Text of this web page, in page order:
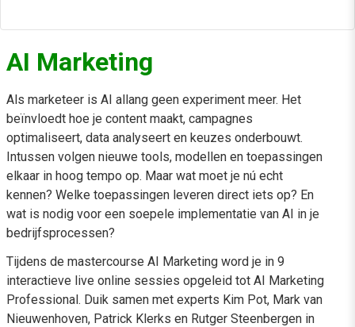
AI Marketing
Als marketeer is AI allang geen experiment meer. Het
beïnvloedt hoe je content maakt, campagnes
optimaliseert, data analyseert en keuzes onderbouwt.
Intussen volgen nieuwe tools, modellen en toepassingen
elkaar in hoog tempo op. Maar wat moet je nú echt
kennen? Welke toepassingen leveren direct iets op? En
wat is nodig voor een soepele implementatie van AI in je
bedrijfsprocessen?
Tijdens de mastercourse AI Marketing word je in 9
interactieve live online sessies opgeleid tot AI Marketing
Professional. Duik samen met experts Kim Pot, Mark van
Nieuwenhoven, Patrick Klerks en Rutger Steenbergen in